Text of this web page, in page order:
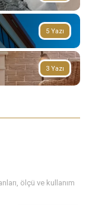
5 Yazı
3 Yazı
ölçü ve kullanım